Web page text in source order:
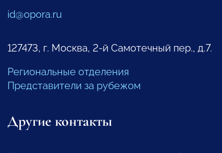
id@opora.ru
127473, г. Москва, 2-й Самотечный пер., д.7.
Региональные отделения
Представители за рубежом
Другие контакты